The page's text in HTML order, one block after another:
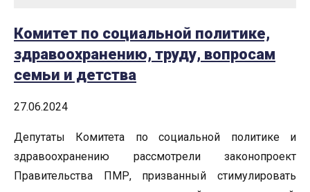
Комитет по социальной политике,
здравоохранению, труду, вопросам
семьи и детства
27.06.2024
Депутаты Комитета по социальной политике и
здравоохранению рассмотрели законопроект
Правительства ПМР, призванный стимулировать